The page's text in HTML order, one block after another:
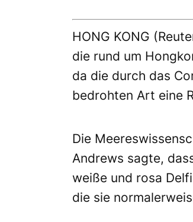
HONG KONG
die rund um
da die durch das
bedrohten Art eine
Die
Andrews sagte,
weiße und rosa
die sie